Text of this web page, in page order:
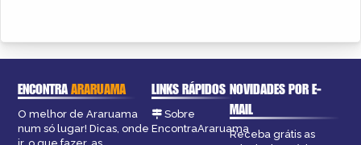
ENCONTRAARARUAMA
O melhor de Araruama
num só lugar! Dicas, onde
LINKS RÁPIDOS
Sobre
EncontraAraruama
NOVIDADES POR E-
MAIL
Receba grátis as